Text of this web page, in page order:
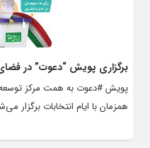
برگزاری پویش “دعوت” در
پویش #دعوت به همت مرکز
همزمان با ایام انتخابات برگزار